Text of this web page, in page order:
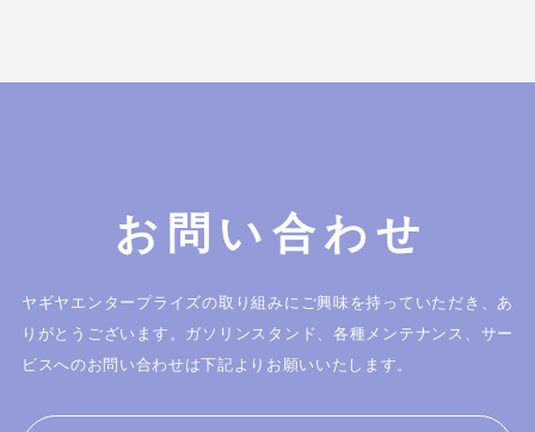
お問い合わせ
ヤギヤエンタープライズの取り組みにご興味を持っていただき、あ
りがとうございます。
ガソリンスタンド、各種メンテナンス、サー
ビスへのお問い合わせは下記よりお願いいたします。